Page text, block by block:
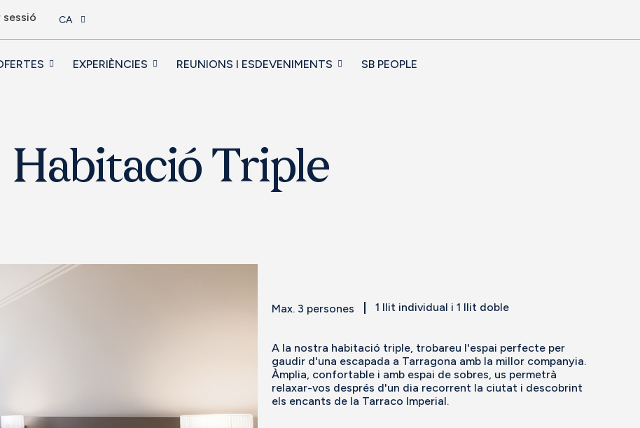
sessió CA
EXPERIÈNCIES REUNIONS I ESDEVENIMENTS SB PEOPLE
Habitació Triple
Max. 3 persones 1 llit individual i 1 llit doble
A la nostra habitació triple, trobareu l'espai perfecte per
gaudir d'una escapada a Tarragona amb la millor companyia.
Àmplia, confortable i amb espai de sobres, us permetrà
relaxar-vos després d'un dia recorrent la ciutat i descobrint
els encants de la Tarraco Imperial.